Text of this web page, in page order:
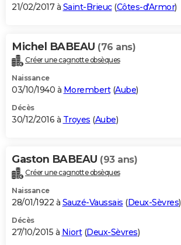
21/02/2017 à Saint-Brieuc(Côtes-d'Armor)
Michel BABEAU (76 ans)
Créer une cagnotte obsèques
Naissance
03/10/1940 à Morembert(Aube)
Décès
30/12/2016 à Troyes (Aube)
Gaston BABEAU (93 ans)
Créer une cagnotte obsèques
Naissance
28/01/1922 à Sauzé-Vaussais (Deux-Sèvres)
Décès
27/10/2015 à Niort(Deux-Sèvres)